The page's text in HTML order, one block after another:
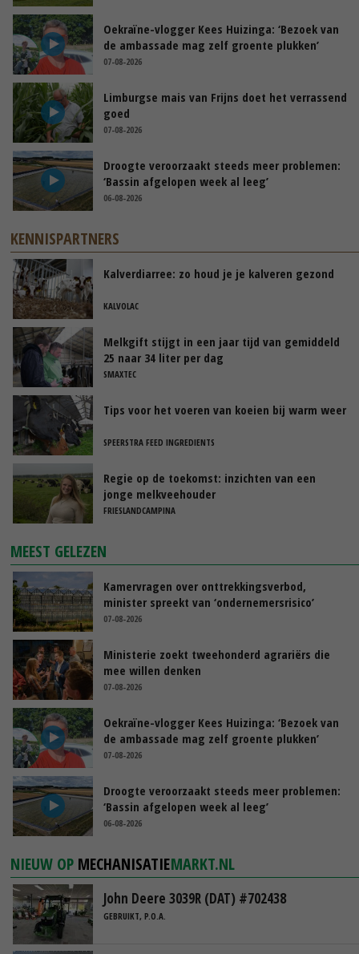
Oekraïne-vlogger Kees Huizinga: ‘Bezoek van
de ambassade mag zelf groente plukken’
07-08-2026
Limburgse mais van Frijns doet het verrassend
goed
07-08-2026
Droogte veroorzaakt steeds meer problemen:
‘Bassin afgelopen week al leeg’
06-08-2026
KENNISPARTNERS
Kalverdiarree: zo houd je je kalveren gezond
KALVOLAC
Melkgift stijgt in een jaar tijd van gemiddeld
25 naar 34 liter per dag
SMAXTEC
Tips voor het voeren van koeien bij warm weer
SPEERSTRA FEED INGREDIENTS
Regie op de toekomst: inzichten van een
jonge melkveehouder
FRIESLANDCAMPINA
MEEST GELEZEN
Kamervragen over onttrekkingsverbod,
minister spreekt van ‘ondernemersrisico’
07-08-2026
Ministerie zoekt tweehonderd agrariërs die
mee willen denken
07-08-2026
Oekraïne-vlogger Kees Huizinga: ‘Bezoek van
de ambassade mag zelf groente plukken’
07-08-2026
Droogte veroorzaakt steeds meer problemen:
‘Bassin afgelopen week al leeg’
06-08-2026
NIEUW OP MECHANISATIEMARKT.NL
John Deere 3039R (DAT) #702438
GEBRUIKT, P.O.A.